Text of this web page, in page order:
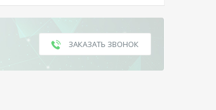
ЗАКАЗАТЬ ЗВОНОК